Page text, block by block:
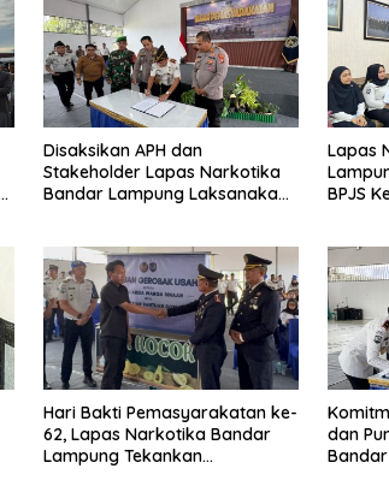
Disaksikan APH dan
Stakeholder Lapas Narkotika
Bandar Lampung Laksanakan
Lapas
BPJS
Hari Bakti Pemasyarakatan ke-
62, Lapas Narkotika Bandar
Lampung Tekankan
dan